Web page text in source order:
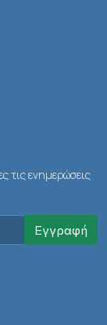
τις ενημερώσεις
Εγγραφή